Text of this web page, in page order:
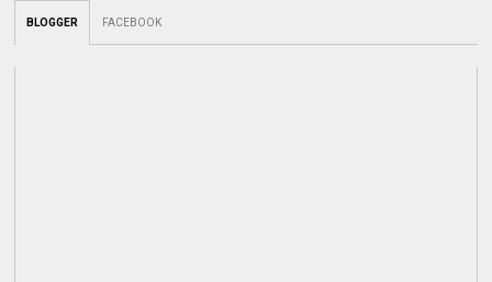
BLOGGER FACEBOOK